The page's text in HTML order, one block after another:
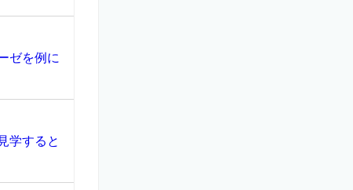
ゼを例に
学すると